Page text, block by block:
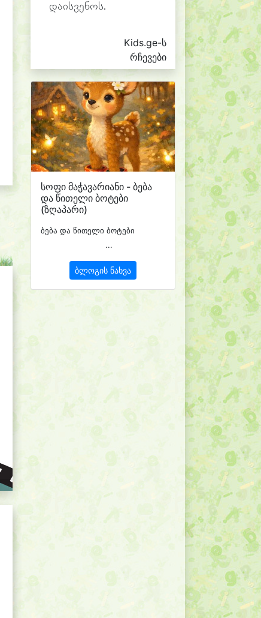
დაისვენოს.
Kids.ge-ს
რჩევები
სოფი მაჭავარიანი - ბება
და წითელი ბოტები
(ზღაპარი)
ბება და წითელი ბოტები
...
ბლოგის ნახვა